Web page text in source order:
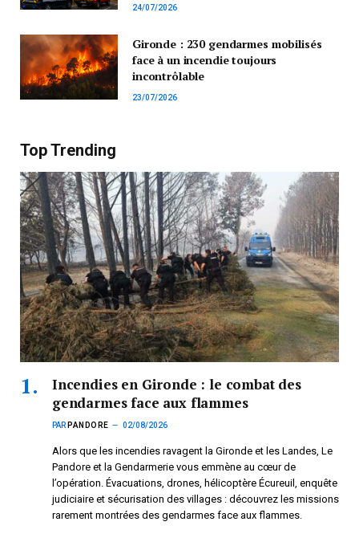
24/07/2026
Gironde : 230 gendarmes mobilisés
face à un incendie toujours
incontrôlable
23/07/2026
Top Trending
Incendies en Gironde : le combat des
gendarmes face aux flammes
PAR PANDORE 02/08/2026
Alors que les incendies ravagent la Gironde et les Landes, Le
Pandore et la Gendarmerie vous emmène au cœur de
l’opération. Évacuations, drones, hélicoptère Écureuil, enquête
judiciaire et sécurisation des villages : découvrez les missions
rarement montrées des gendarmes face aux flammes.